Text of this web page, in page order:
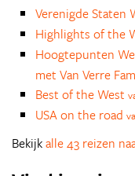
Verenigde Staten
Highlights of the
Hoogtepunten
met Van Verre
Best of the West
USA on the road va
Bekijkalle 43 reizen